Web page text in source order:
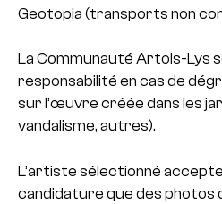
Geotopia (transports non
La Communauté Artois-Lys
responsabilité en cas de
sur l’œuvre créée dans les
vandalisme, autres).
L’artiste sélectionné
candidature que des photos